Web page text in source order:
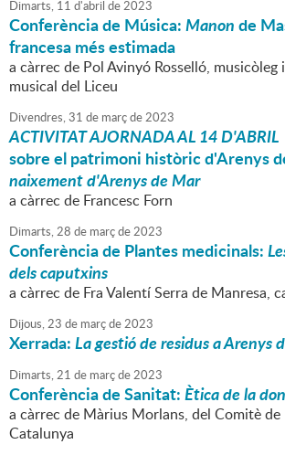
Dimarts, 11 d'abril de2023
Conferència de Música:Manonde
francesa més estimada
a càrrec de Pol Avinyó Rosselló,
musical del Liceu
Divendres,31 de marçde2023
ACTIVITAT AJORNADA AL 14 D'ABRIL
sobre el patrimoni històric d'Arenys
naixement d'Arenys de Mar
a càrrec de Francesc Forn
Dimarts,28 de marçde2023
Conferència de Plantes medicinals:
dels caputxins
a càrrec de Fra Valentí Serra de Manresa,
Dijous,23 de marçde2023
Xerrada:La gestió de residus a Arenys
Dimarts,21 de marçde2023
Conferència de Sanitat:Ètica de la
a càrrec de Màrius Morlans, del Comitè
Catalunya